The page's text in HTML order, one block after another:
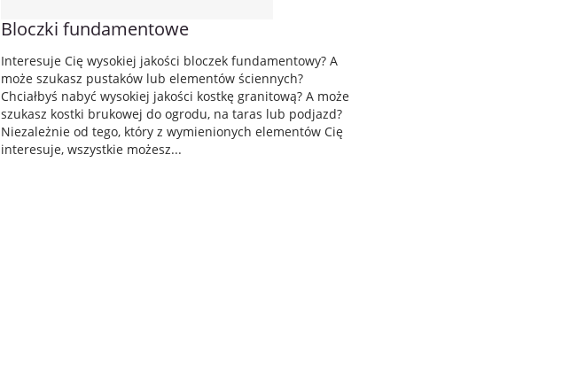
Bloczki fundamentowe
Interesuje Cię wysokiej jakości bloczek fundamentowy? A
może szukasz pustaków lub elementów ściennych?
Chciałbyś nabyć wysokiej jakości kostkę granitową? A może
szukasz kostki brukowej do ogrodu, na taras lub podjazd?
Niezależnie od tego, który z wymienionych elementów Cię
interesuje, wszystkie możesz...